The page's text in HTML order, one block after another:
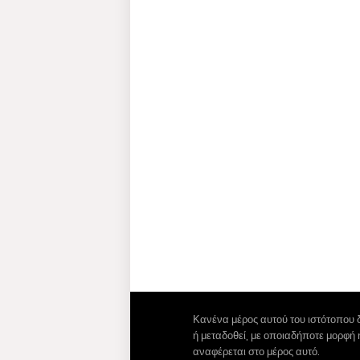
Κανένα μέρος αυτού του
ή μεταδοθεί, με οποιαδήποτε
αναφέρεται στο μέρος αυτό.